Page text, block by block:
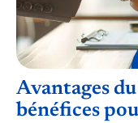
Avantages
bénéfices